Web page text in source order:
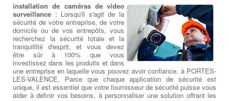
installation de caméras de video
surveillance : Lorsqu'il s'agit de la
sécurité de votre entreprise, de votre
domicile ou de vos entrepôts, vous
recherchez la sécurité totale et la
tranquillité d'esprit, et vous devez
être sûr à 100% que vous
investissez dans les produits et dans
une entreprise en laquelle vous pouvez avoir confiance. à PORTES-
LES-VALENCE, Parce que chaque application de sécurité est
unique, il est essentiel que votre fournisseur de sécurité puisse vous
aider à définir vos besoins, à personnaliser une solution offrant les